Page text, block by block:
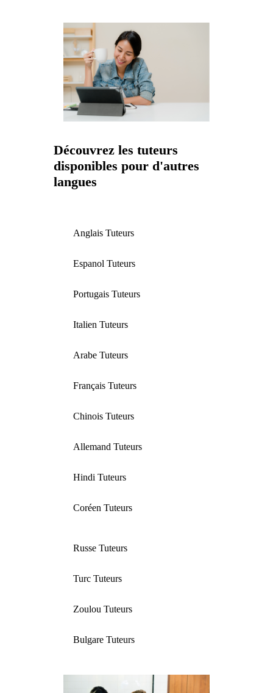
Découvrez les tuteurs
disponibles pour d'autres
langues
Anglais Tuteurs
Espanol Tuteurs
Portugais Tuteurs
Italien Tuteurs
Arabe Tuteurs
Français Tuteurs
Chinois Tuteurs
Allemand Tuteurs
Hindi Tuteurs
Coréen Tuteurs
Russe Tuteurs
Turc Tuteurs
Zoulou Tuteurs
Bulgare Tuteurs